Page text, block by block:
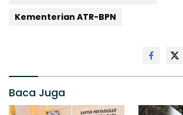
Kementerian ATR-BPN
Baca Juga